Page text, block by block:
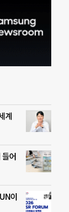
계
어
이